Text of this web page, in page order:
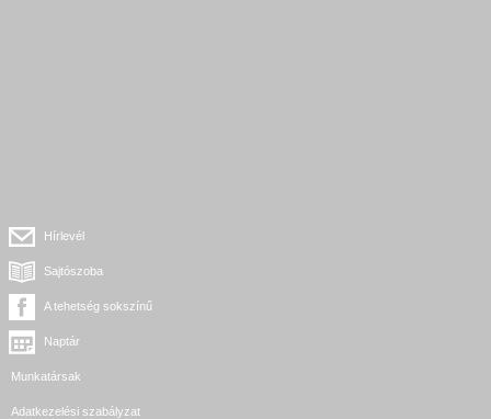
Hírlevél
Sajtószoba
A tehetség sokszínű
Naptár
Munkatársak
Adatkezelési szabályzat